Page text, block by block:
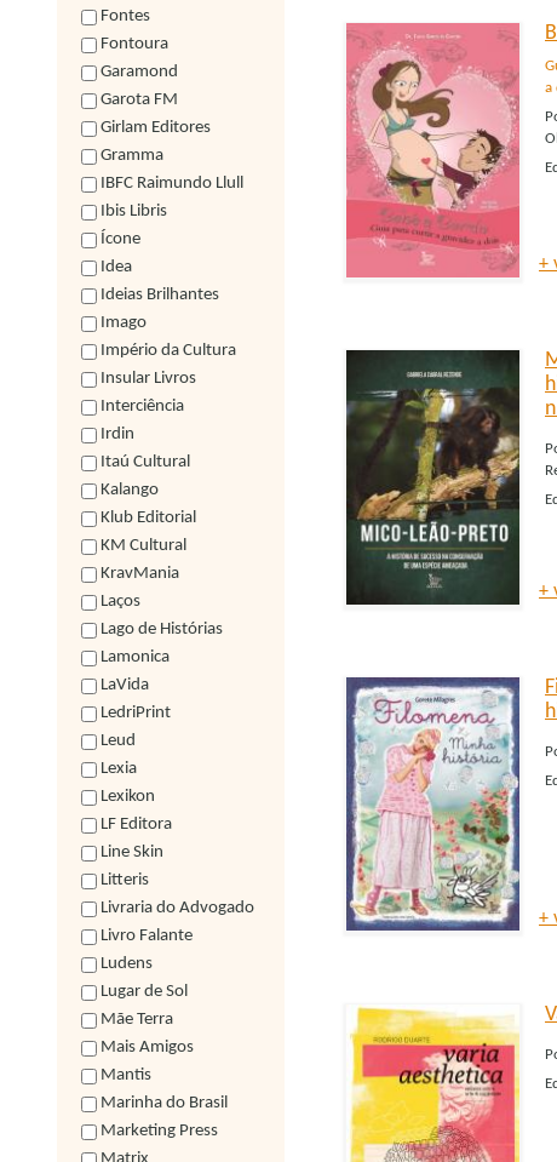
Fontes
Fontoura
Garamond
Garota FM
Girlam Editores
Gramma
IBFC Raimundo Llull
Ibis Libris
Ícone
Idea
Ideias Brilhantes
Imago
Império da Cultura
Insular Livros
Interciência
Irdin
Itaú Cultural
Kalango
Klub Editorial
KM Cultural
KravMania
Laços
Lago de Histórias
Lamonica
LaVida
LedriPrint
Leud
Lexia
Lexikon
LF Editora
Line Skin
Litteris
Livraria do Advogado
Livro Falante
Ludens
Lugar de Sol
Mãe Terra
Mais Amigos
Mantis
Marinha do Brasil
Marketing Press
a
+
+
+